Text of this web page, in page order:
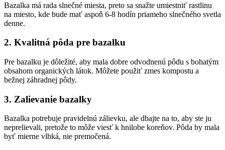
Bazalka má rada slnečné miesta, preto sa snažte umiestniť rastlinu
na miesto, kde bude mať aspoň 6-8 hodín priameho slnečného svetla
denne.
2. Kvalitná pôda pre bazalku
Pre bazalku je dôležité, aby mala dobre odvodnenú pôdu s bohatým
obsahom organických látok. Môžete použiť zmes kompostu a
bežnej záhradnej pôdy.
3. Zalievanie bazalky
Bazalka potrebuje pravidelnú zálievku, ale dbajte na to, aby ste ju
neprelievali, pretože to môže viesť k hnilobe koreňov. Pôda by mala
byť mierne vlhká, nie premočená.